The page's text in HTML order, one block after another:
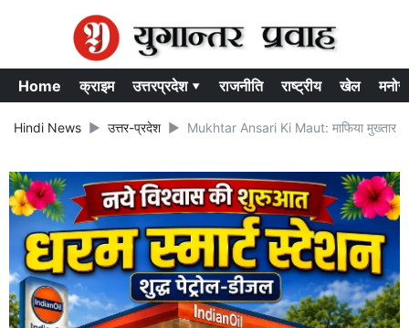
Home क्राइम उत्तरप्रदेश ▾ राजनीति राष्ट्रीय खेल
Hindi News उत्तर-प्रदेश Mukhtar Ansari Ki Maut: माफिया मुख्तार